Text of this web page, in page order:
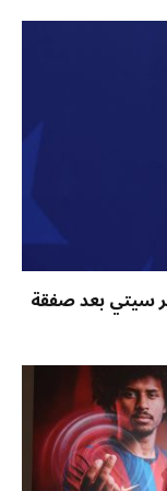
سيتي بعد صفقة